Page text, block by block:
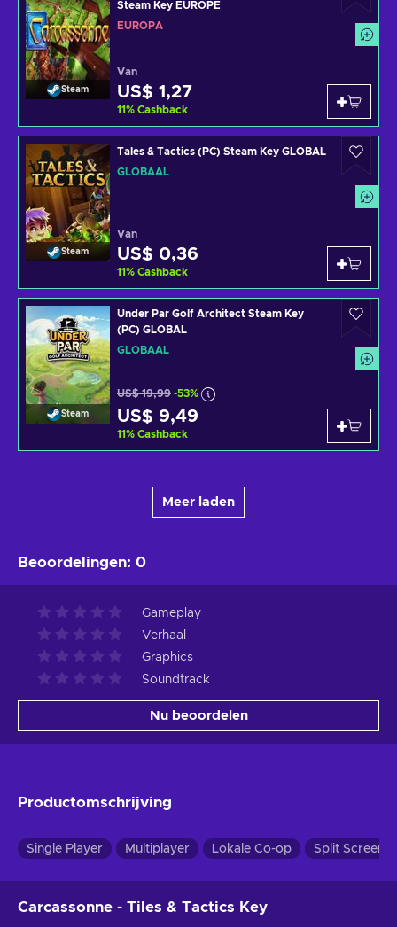
Steam
Steam Key EUROPE
EUROPA
Van
US$ 1,27
11% Cashback
Steam
Tales & Tactics (PC) Steam Key GLOBAL
GLOBAAL
Van
US$ 0,36
11% Cashback
Steam
Under Par Golf Architect Steam Key
(PC) GLOBAL
GLOBAAL
US$ 19,99 -53%
US$ 9,49
11% Cashback
Meer laden
Beoordelingen: 0
Gameplay
Verhaal
Graphics
Soundtrack
Nu beoordelen
Productomschrijving
Single Player Multiplayer Lokale Co-op Split Screen
Carcassonne - Tiles & Tactics Key